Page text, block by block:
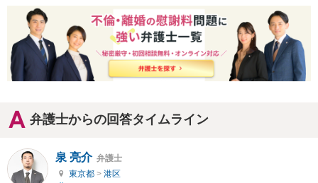
弁護士からの回答タイムライン
泉 亮介 弁護士
東京都 > 港区